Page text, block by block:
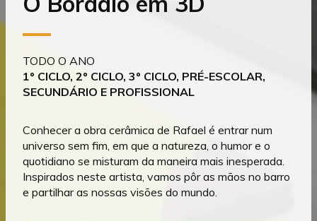
TODO O ANO
1º CICLO, 2º CICLO, 3º CICLO, PRÉ-ESCOLAR,
SECUNDÁRIO E PROFISSIONAL
Conhecer a obra cerâmica de Rafael é entrar num
universo sem fim, em que a natureza, o humor e o
quotidiano se misturam da maneira mais inesperada.
Inspirados neste artista, vamos pôr as mãos no barro
e partilhar as nossas visões do mundo.